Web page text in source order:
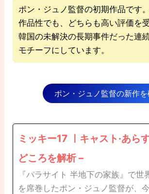
ポン・ジュノ監督の初期作品です
作品性でも、どちらも高い評価を
韓国の未解決の長期事件だった連
モチーフにしています。
ポン・ジュノ監督の新作
ミッキー17 ㅣキャスト·あら
どころを解析 –
『パラサイト 半地下の家族』で世
を席巻したポン・ジュノ監督が、